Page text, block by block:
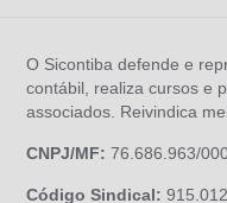
O Sicontiba defende e
contábil, realiza cursos e
associados. Reivindica
CNPJ/MF: 76.686.963/
Código Sindical: